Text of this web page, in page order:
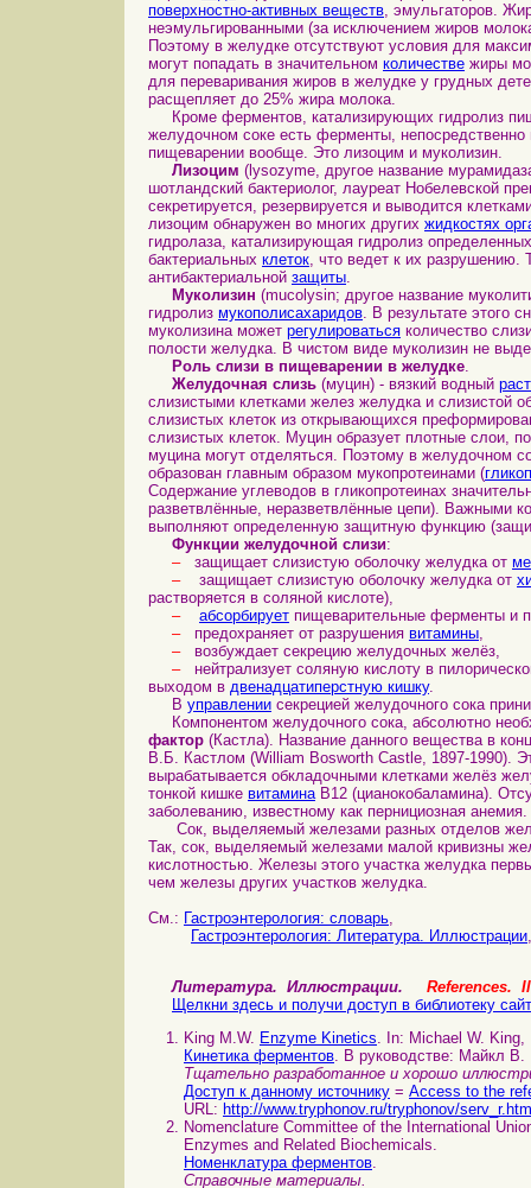
поверхностно-активных веществ, эмульгаторов.
неэмульгированными (за исключением жиров
Поэтому в желудке отсутствуют условия для
могут попадать в значительном количестве жиры
для переваривания жиров в желудке у грудных
расщепляет до 25% жира молока.
Кроме ферментов, катализирующих гидролиз
желудочном соке есть ферменты,
пищеварении вообще. Это лизоцим и муколизин.
Лизоцим (lysozyme, другое название
шотландский бактериолог, лауреат Нобелевской
секретируется, резервируется и выводится
лизоцим обнаружен во многих других жидкостях
гидролаза, катализирующая гидролиз
бактериальных клеток, что ведет к их
антибактериальной защиты.
Муколизин (mucolysin; другое название
гидролиз мукополисахаридов. В результате этого
муколизина может регулироваться количество
полости желудка. В чистом виде муколизин не
Роль слизи в пищеварении в желудке.
Желудочная слизь (муцин) - вязкий водный
слизистыми клетками желез желудка и слизистой
слизистых клеток из открывающихся
слизистых клеток. Муцин образует плотные слои,
муцина могут отделяться. Поэтому в желудочном
образован главным образом мукопротеинами (
Содержание углеводов в гликопротеинах
разветвлённые, неразветвлённые цепи). Важными
выполняют определенную защитную функцию
Функции желудочной слизи:
–защищает слизистую оболочку желудка от
–защищает слизистую оболочку желудка от
растворяется в соляной кислоте),
–
абсорбирует пищеварительные ферменты и
–предохраняет от разрушения витамины,
–возбуждает секрецию желудочных желёз,
–нейтрализует соляную кислоту в
выходом в двенадцатиперстную кишку.
В управлении секрецией желудочного сока
Компонентом желудочного сока, абсолютно
фактор (Кастла). Название данного вещества в
В.Б. Кастлом (William Bosworth Castle, 1897-1990).
вырабатывается обкладочными клетками желёз
тонкой кишке витаминаВ12 (цианокобаламина).
заболеванию, известному как пернициозная анемия.
Сок, выделяемый железами разных отделов
Так, сок, выделяемый железами малой кривизны
кислотностью. Железы этого участка желудка
чем железы других участков желудка.
См.: Гастроэнтерология: словарь,
Гастроэнтерология: Литература. Иллюстрации,
Литература. Иллюстрации. References.
Щелкни здесь и получи доступ в библиотеку
King M.W. Enzyme Kinetics. In: Michael W. King,
Кинетика ферментов. В руководстве: Майкл В.
Тщательно разработанное и хорошо
Доступ к данному источнику = Access to the
URL: http://www.tryphonov.ru/tryphonov/
Nomenclature Committee of the International
Enzymes and Related Biochemicals.
Номенклатура ферментов.
Справочные материалы.